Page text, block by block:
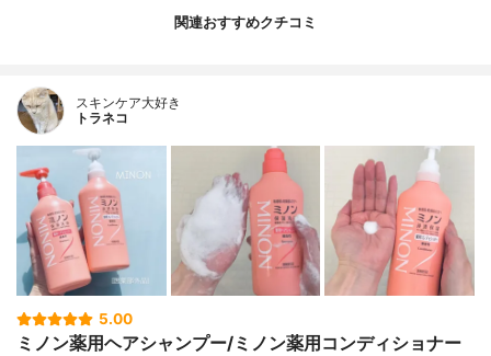
関連おすすめクチコミ
スキンケア大好き
トラネコ
5.00
ミノン薬用ヘアシャンプー/ミノン薬用コンディショナー